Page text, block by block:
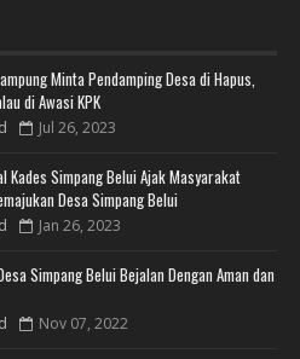
Minta Pendamping Desa di Hapus,
di Awasi KPK
Jul 26, 2023
Kades Simpang Belui Ajak Masyarakat
Desa Simpang Belui
Jan 26, 2023
Simpang Belui Bejalan Dengan Aman dan
Nov 07, 2022